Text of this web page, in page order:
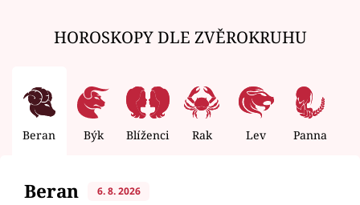
HOROSKOPY DLE ZVĚROKRUHU
Beran Býk Blíženci Rak Lev Panna
Beran 6. 8. 2026